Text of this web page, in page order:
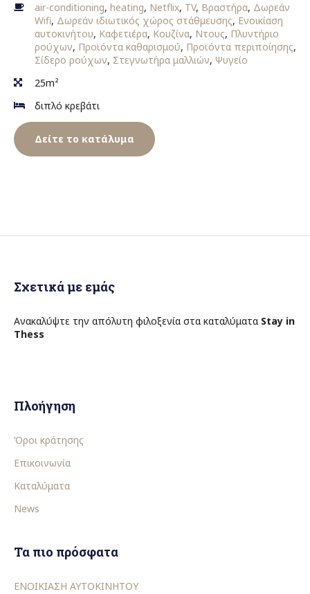
air-conditioning, heating, Netflix, TV, Βραστήρα, Δωρεάν
Wifi, Δωρεάν ιδιωτικός χώρος στάθμευσης, Ενοικίαση
αυτοκινήτου, Καφετιέρα, Κουζίνα, Ντους, Πλυντήριο
ρούχων, Προϊόντα καθαρισμού, Προϊόντα περιποίησης,
Σίδερο ρούχων, Στεγνωτήρα μαλλιών, Ψυγείο
25m²
διπλό κρεβάτι
Δείτε το κατάλυμα
Σχετικά με εμάς
Ανακαλύψτε την απόλυτη φιλοξενία στα καταλύματα Stay in
Thess
Πλοήγηση
Όροι κράτησης
Επικοινωνία
Καταλύματα
News
Τα πιο πρόσφατα
ΕΝΟΙΚΙΑΣΗ ΑΥΤΟΚΙΝΗΤΟΥ